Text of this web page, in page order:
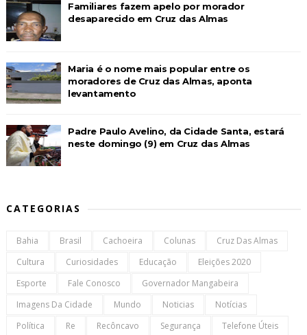
Familiares fazem apelo por morador
desaparecido em Cruz das Almas
Maria é o nome mais popular entre os
moradores de Cruz das Almas, aponta
levantamento
Padre Paulo Avelino, da Cidade Santa, estará
neste domingo (9) em Cruz das Almas
CATEGORIAS
Bahia Brasil Cachoeira Colunas
Cruz Das Almas
Cultura
Curiosidades Educação
Eleições 2020
Esporte
Fale Conosco
Governador Mangabeira
Imagens Da Cidade
Mundo Noticias
Notícias
Política
Re Recôncavo Segurança
Telefone Úteis